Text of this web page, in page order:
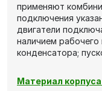
применяют
подключения
двигатели
наличием
конденсатора;
Материал